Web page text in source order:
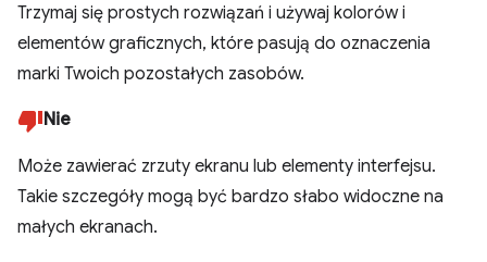
Trzymaj się prostych rozwiązań i używaj kolorów i
elementów graficznych, które pasują do oznaczenia
marki Twoich pozostałych zasobów.
Nie
Może zawierać zrzuty ekranu lub elementy interfejsu.
Takie szczegóły mogą być bardzo słabo widoczne na
małych ekranach.